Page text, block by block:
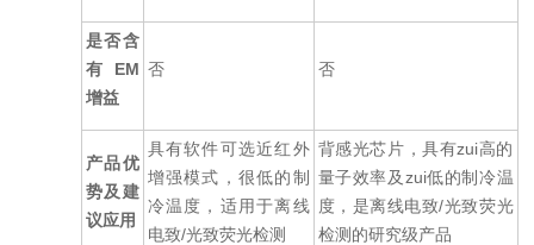
是否含
有EM
增益
否 否
产品优
势及建
议应用
具有软件可选近红外
增强模式，很低的制
冷温度，适用于离线
电致/光致荧光检测
背感光芯片，具有zui高的
量子效率及zui低的制冷温
度，是离线电致/光致荧光
检测的研究级产品